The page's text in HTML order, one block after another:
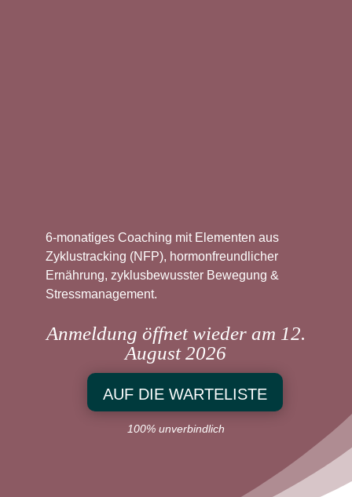
6-monatiges Coaching mit Elementen aus
Zyklustracking (NFP), hormonfreundlicher
Ernährung, zyklusbewusster Bewegung &
Stressmanagement.
Anmeldung öffnet wieder am 12.
August 2026
AUF DIE WARTELISTE
100% unverbindlich